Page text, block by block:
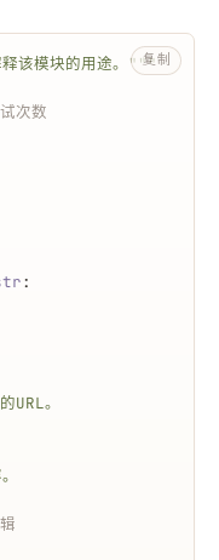
该模块的用途。"""
次数
:
URL。
复制